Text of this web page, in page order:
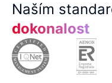
Naším
dokonalost